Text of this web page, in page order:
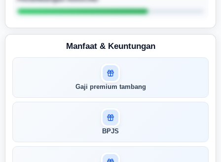
Masuk untuk melihat skor
pertandingan AI Anda
menunjukkan seberapa cocok keahlian
Anda dengan peran ini
Manfaat & Keuntungan
Gaji premium tambang
BPJS